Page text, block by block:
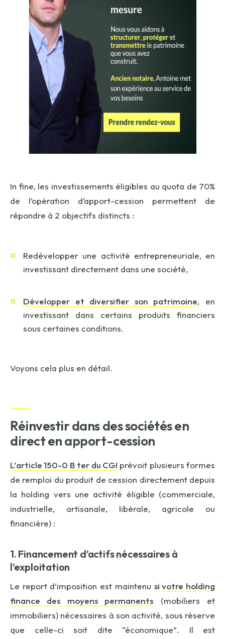
In fine, les investissements éligibles au quota de 70%
de l’opération d’apport-cession permettent de
répondre à 2 objectifs distincts :
Redévelopper une activité entrepreneuriale, en
investissant directement dans une société,
Développer et diversifier son patrimoine, en
investissant dans certains produits financiers
sous certaines conditions.
Voyons cela plus en détail.
Réinvestir dans des sociétés en
direct en apport-cession
L’article 150-0 B ter du CGI prévoit plusieurs formes
de remploi du produit de cession directement depuis
la holding vers une activité éligible (commerciale,
industrielle, artisanale, libérale, agricole ou
financière) :
1. Financement d’actifs nécessaires à
l’exploitation
Le report d’imposition est maintenu si votre holding
finance des moyens permanents (mobiliers et
immobiliers) nécessaires à son activité, sous réserve
que celle-ci soit dite “économique”. Il est